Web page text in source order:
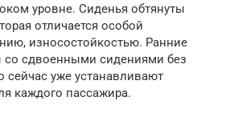
уровне. Сиденья обтянуты
отличается особой
износостойкостью. Ранние
сдвоенными сидениями без
сейчас уже устанавливают
каждого пассажира.